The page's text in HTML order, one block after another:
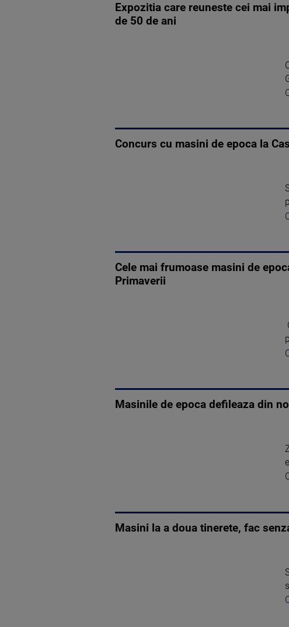
Expozitia care reuneste cei mai
de 50 de ani
Concurs cu masini de epoca la
Cele mai frumoase masini de
Primaverii
Masinile de epoca defileaza din
Masini la a doua tinerete, fac